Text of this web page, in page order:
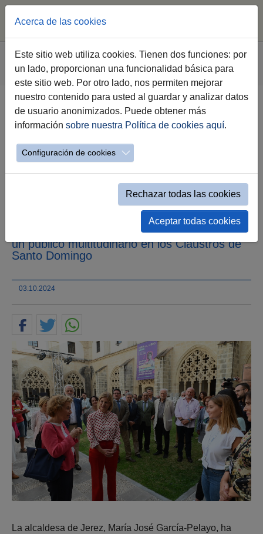
Saltar al contenido principal
Estás aquí:
Jerez.es Webs Municipales
Sala de Prensa
Nota de Prensa
La alcaldesa inaugura la primera
firmas de alcance internacional y
la Capitalidad Europea de la
Julia Navarro y Megan Maxwell conquistan a
un público multitudinario en los Claustros de
Santo Domingo
03.10.2024
La alcaldesa de Jerez, María José García-Pelayo, ha
Acerca de las cookies
Este sitio web utiliza cookies. Tienen dos funciones: por
un lado, proporcionan una funcionalidad básica para
este sitio web. Por otro lado, nos permiten mejorar
nuestro contenido para usted al guardar y analizar datos
de usuario anonimizados. Puede obtener más
información sobre nuestra Política de cookies aquí.
Configuración de cookies
Rechazar todas las cookies
Aceptar todas cookies